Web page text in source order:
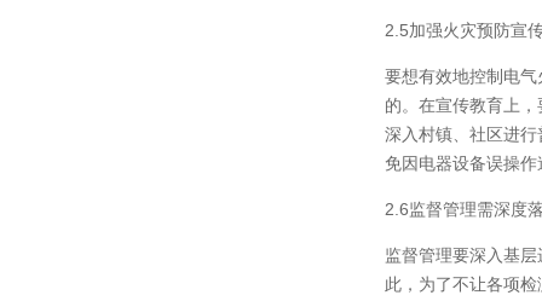
2.5加强火灾预防宣
要想有效地控制电
的。在宣传教育上
深入村镇、社区进
免因电器设备误操
2.6监督管理需深度
监督管理要深入基
此，为了不让各项